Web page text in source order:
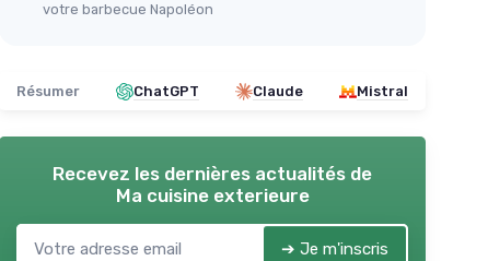
votre barbecue Napoléon
Résumer ChatGPT Claude Mistral
Recevez les dernières actualités de
Ma cuisine exterieure
➔ Je m'inscris